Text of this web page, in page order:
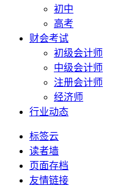
初中
高考
财会考试
初级会计师
中级会计师
注册会计师
经济师
行业动态
标签云
读者墙
页面存档
友情链接